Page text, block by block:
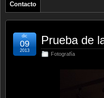
Contacto
Prueba de
Fotografía
dic
09
2013